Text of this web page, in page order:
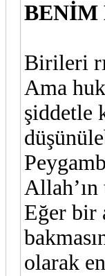
BENİM
Birileri
Ama
şiddetle
Allah’ın
Eğer bir
olarak